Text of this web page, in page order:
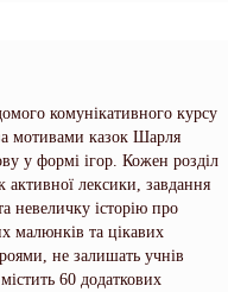
комунікативного курсу
мотивами казок Шарля
у формі ігор. Кожен розділ
активної лексики, завдання
невеличку історію про
малюнків та цікавих
не залишать учнів
60 додаткових